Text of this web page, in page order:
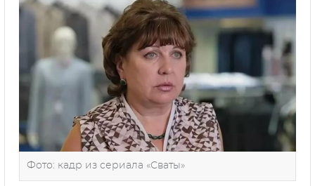
Фото: кадр из сериала «Сваты»